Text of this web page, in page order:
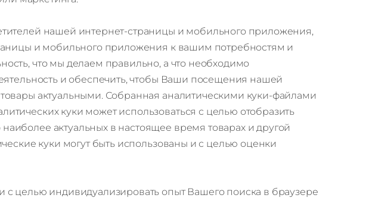
нашей интернет-страницы и мобильного приложения,
и мобильного приложения к вашим потребностям и
что мы делаем правильно, а что необходимо
и обеспечить, чтобы Ваши посещения нашей
актуальными. Собранная аналитическими куки-файлами
куки может использоваться с целью отобразить
актуальных в настоящее время товарах и другой
куки могут быть использованы и с целью оценки
целью индивидуализировать опыт Вашего поиска в браузере